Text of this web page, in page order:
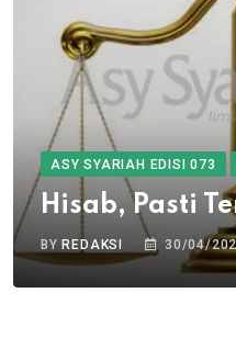
ASY SYARIAH EDISI 073
Hisab, Pasti
BY REDAKSI 30/04/